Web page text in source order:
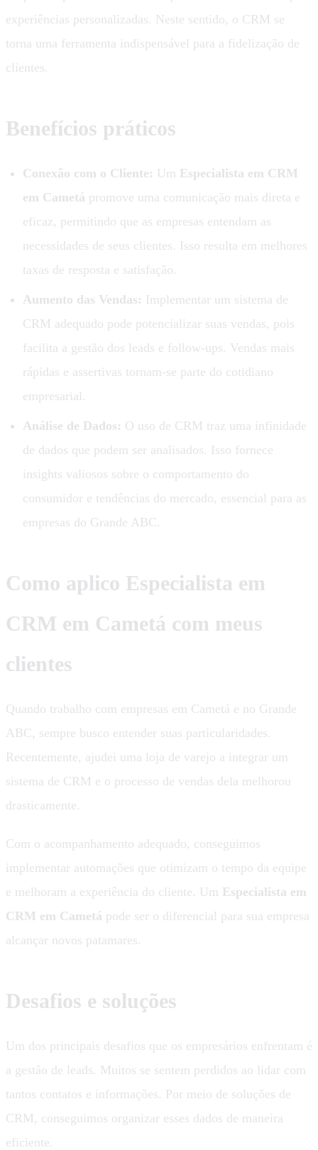
experiências personalizadas. Neste sentido, o CRM se
torna uma ferramenta indispensável para a fidelização de
clientes.
Benefícios práticos
Conexão com o Cliente: Um Especialista em CRM
em Cametá promove uma comunicação mais direta e
eficaz, permitindo que as empresas entendam as
necessidades de seus clientes. Isso resulta em melhores
taxas de resposta e satisfação.
Aumento das Vendas: Implementar um sistema de
CRM adequado pode potencializar suas vendas, pois
facilita a gestão dos leads e follow-ups. Vendas mais
rápidas e assertivas tornam-se parte do cotidiano
empresarial.
Análise de Dados: O uso de CRM traz uma infinidade
de dados que podem ser analisados. Isso fornece
insights valiosos sobre o comportamento do
consumidor e tendências do mercado, essencial para as
empresas do Grande ABC.
Como aplico Especialista em
CRM em Cametá com meus
clientes
Quando trabalho com empresas em Cametá e no Grande
ABC, sempre busco entender suas particularidades.
Recentemente, ajudei uma loja de varejo a integrar um
sistema de CRM e o processo de vendas dela melhorou
drasticamente.
Com o acompanhamento adequado, conseguimos
implementar automações que otimizam o tempo da equipe
e melhoram a experiência do cliente. Um Especialista em
CRM em Cametá pode ser o diferencial para sua empresa
alcançar novos patamares.
Desafios e soluções
Um dos principais desafios que os empresários enfrentam é
a gestão de leads. Muitos se sentem perdidos ao lidar com
tantos contatos e informações. Por meio de soluções de
CRM, conseguimos organizar esses dados de maneira
eficiente.